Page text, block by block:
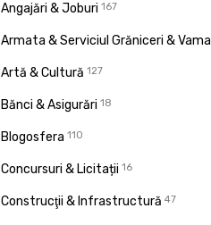
Angajări & Joburi 167
Armata & Serviciul Grăniceri & Vama
Artă & Cultură 127
Bănci & Asigurări 18
Blogosfera 110
Concursuri & Licitații 16
Construcţii & Infrastructură 47